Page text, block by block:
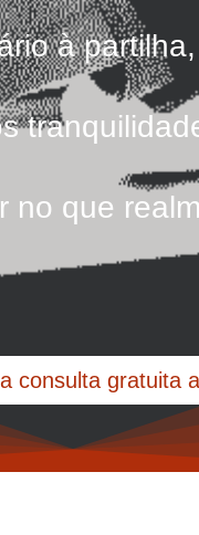
à partilha,
no que
consulta gratuita